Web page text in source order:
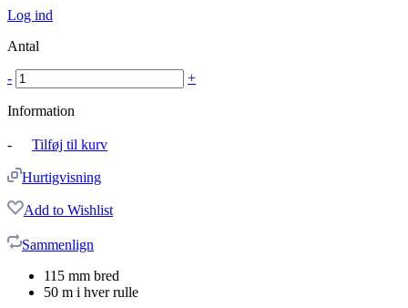
Log ind
Antal
- +
Information
- Tilføj til kurv
Hurtigvisning
Add to Wishlist
Sammenlign
115 mm bred
50 m i hver rulle